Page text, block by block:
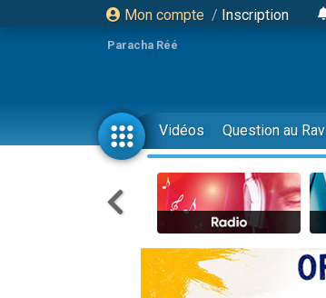
Mon compte / Inscription
Paracha Réé
Vidéos Question au Rav